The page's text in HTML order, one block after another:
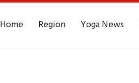
Home Region Yoga News